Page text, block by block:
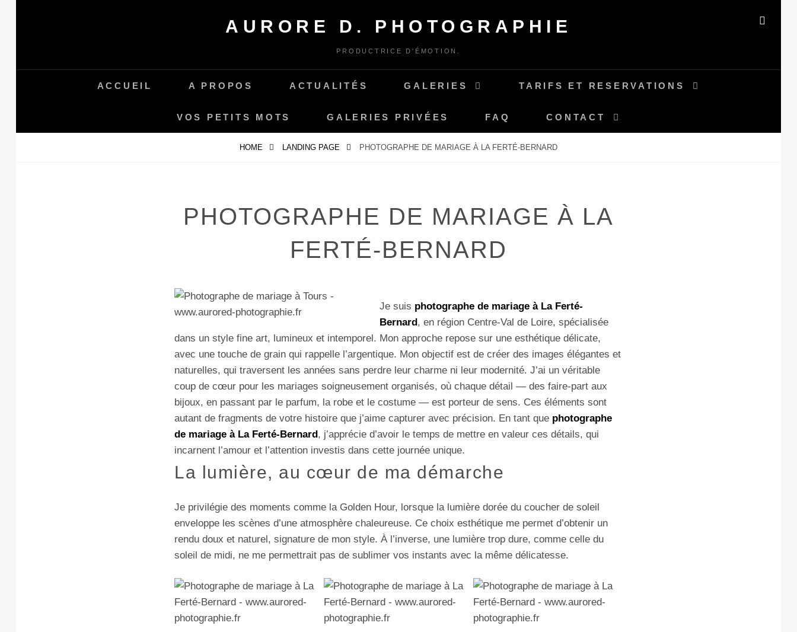
AURORE D. PHOTOGRAPHIE
PRODUCTRICE D'ÉMOTION.
ACCUEIL A PROPOS ACTUALITÉS GALERIES TARIFS ET RESERVATIONS
VOS PETITS MOTS GALERIES PRIVÉES FAQ CONTACT
HOME LANDING PAGE PHOTOGRAPHE DE MARIAGE À LA FERTÉ-BERNARD
PHOTOGRAPHE DE MARIAGE À LA
FERTÉ-BERNARD
Je suis photographe de mariage à La Ferté-
Bernard, en région Centre-Val de Loire, spécialisée
dans un style fine art, lumineux et intemporel. Mon approche repose sur une esthétique délicate,
avec une touche de grain qui rappelle l’argentique. Mon objectif est de créer des images élégantes et
naturelles, qui traversent les années sans perdre leur charme ni leur modernité. J’ai un véritable
coup de cœur pour les mariages soigneusement organisés, où chaque détail — des faire-part aux
bijoux, en passant par le parfum, la robe et le costume — est porteur de sens. Ces éléments sont
autant de fragments de votre histoire que j’aime capturer avec précision. En tant que photographe
de mariage à La Ferté-Bernard, j’apprécie d’avoir le temps de mettre en valeur ces détails, qui
incarnent l’amour et l’attention investis dans cette journée unique.
La lumière, au cœur de ma démarche
Je privilégie des moments comme la Golden Hour, lorsque la lumière dorée du coucher de soleil
enveloppe les scènes d’une atmosphère chaleureuse. Ce choix esthétique me permet d’obtenir un
rendu doux et naturel, signature de mon style. À l’inverse, une lumière trop dure, comme celle du
soleil de midi, ne me permettrait pas de sublimer vos instants avec la même délicatesse.